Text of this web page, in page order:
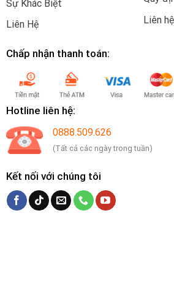
Sự Khác Biệt
Liên Hệ
Liên hệ
Chấp nhận thanh toán:
Hotline liên hệ:
0888.509.626
(Tất cả các ngày trong tuần)
Kết nối với chúng tôi